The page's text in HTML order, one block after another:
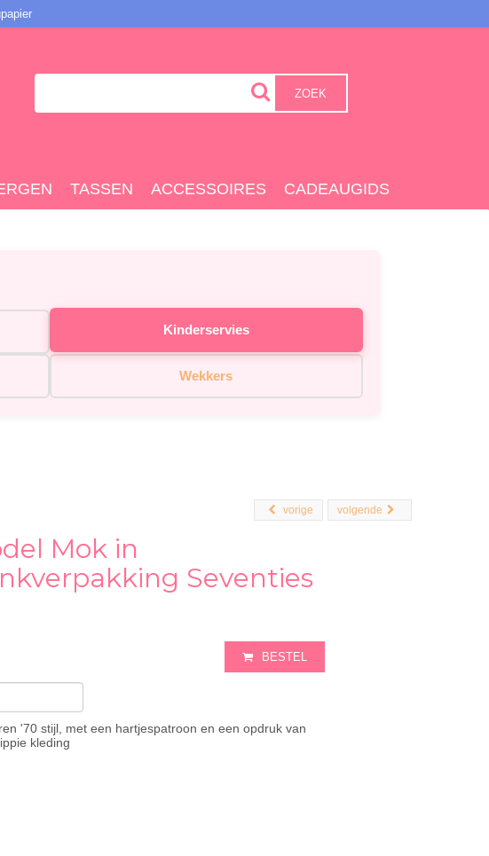
ZOEK
TASSEN ACCESSOIRES CADEAUGIDS
Kinderservies
Wekkers
volgende
vorige
Mok in
Seventies
BESTEL
'70 stijl, met een hartjespatroon en een opdruk van
kleding